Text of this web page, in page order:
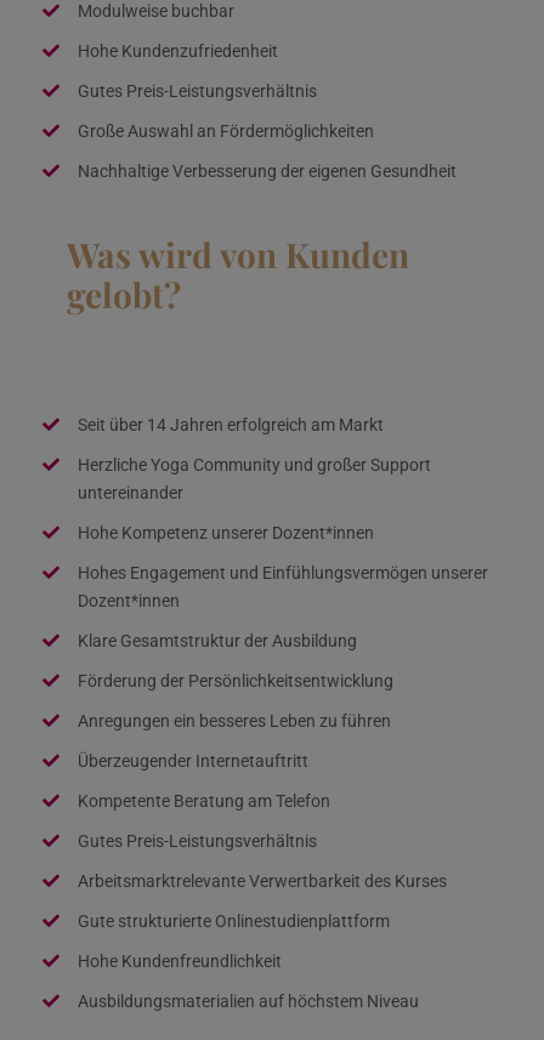
Modulweise buchbar
Hohe Kundenzufriedenheit
Gutes Preis-Leistungsverhältnis
Große Auswahl an Fördermöglichkeiten
Nachhaltige Verbesserung der eigenen Gesundheit
Was wird von Kunden
gelobt?
Seit über 14 Jahren erfolgreich am Markt
Herzliche Yoga Community und großer Support
untereinander
Hohe Kompetenz unserer Dozent*innen
Hohes Engagement und Einfühlungsvermögen unserer
Dozent*innen
Klare Gesamtstruktur der Ausbildung
Förderung der Persönlichkeitsentwicklung
Anregungen ein besseres Leben zu führen
Überzeugender Internetauftritt
Kompetente Beratung am Telefon
Gutes Preis-Leistungsverhältnis
Arbeitsmarktrelevante Verwertbarkeit des Kurses
Gute strukturierte Onlinestudienplattform
Hohe Kundenfreundlichkeit
Ausbildungsmaterialien auf höchstem Niveau